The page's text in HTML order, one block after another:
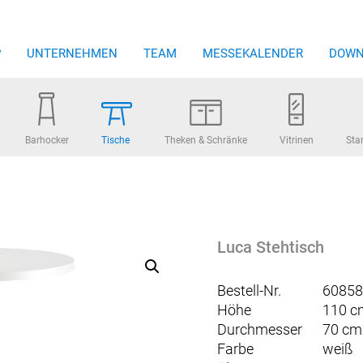
UNTERNEHMEN TEAM MESSEKALENDER
Barhocker Tische Theken & Schränke Vitrinen
Luca Stehtisch
Bestell-Nr.
60858
Höhe
110
Durchmesser
70 cm
Farbe
weiß